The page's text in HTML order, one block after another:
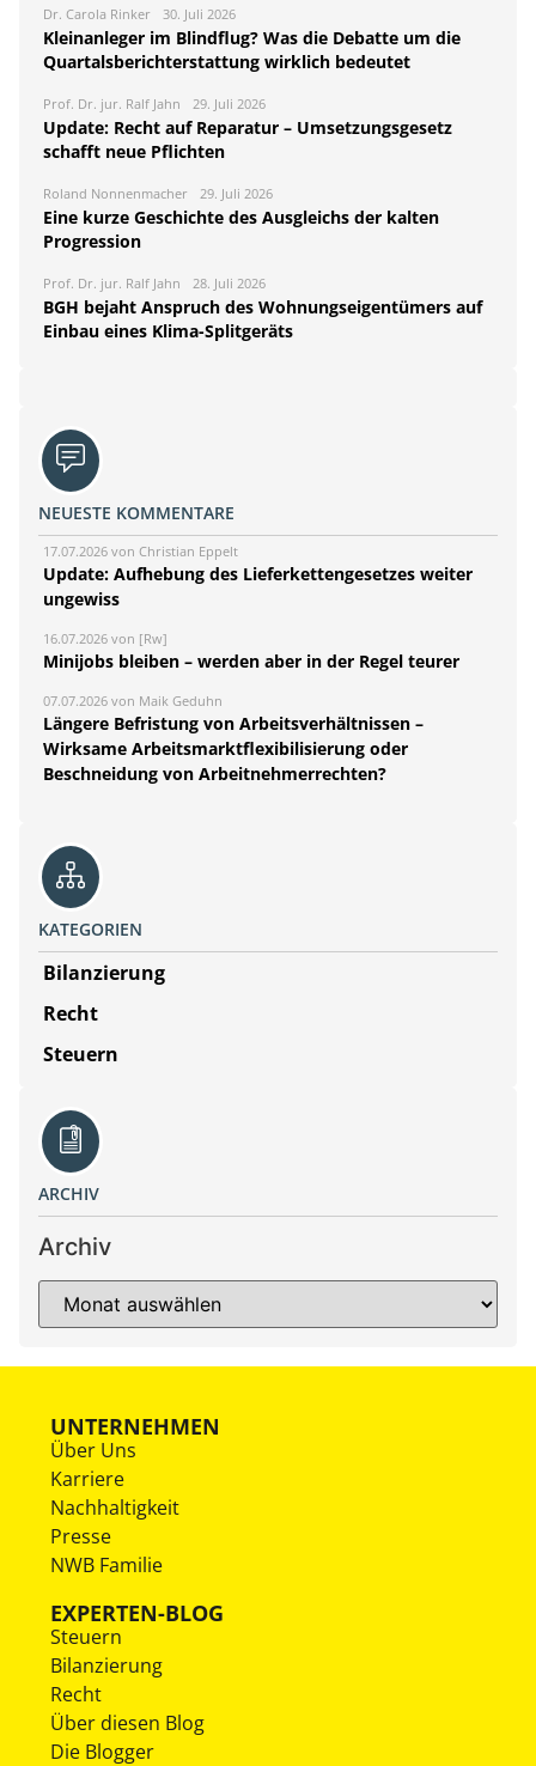
Dr. Carola Rinker 30. Juli 2026
Kleinanleger im Blindflug? Was die Debatte um die
Quartalsberichterstattung wirklich bedeutet
Prof. Dr. jur. Ralf Jahn 29. Juli 2026
Update: Recht auf Reparatur – Umsetzungsgesetz
schafft neue Pflichten
Roland Nonnenmacher 29. Juli 2026
Eine kurze Geschichte des Ausgleichs der kalten
Progression
Prof. Dr. jur. Ralf Jahn 28. Juli 2026
BGH bejaht Anspruch des Wohnungseigentümers auf
Einbau eines Klima-Splitgeräts
NEUESTE KOMMENTARE
17.07.2026 von Christian Eppelt
Update: Aufhebung des Lieferkettengesetzes weiter
ungewiss
16.07.2026 von [Rw]
Minijobs bleiben – werden aber in der Regel teurer
07.07.2026 von Maik Geduhn
Längere Befristung von Arbeitsverhältnissen –
Wirksame Arbeitsmarktflexibilisierung oder
Beschneidung von Arbeitnehmerrechten?
KATEGORIEN
Bilanzierung
Recht
Steuern
ARCHIV
Archiv
UNTERNEHMEN
Über Uns
Karriere
Nachhaltigkeit
Presse
NWB Familie
EXPERTEN-BLOG
Steuern
Bilanzierung
Recht
Über diesen Blog
Die Blogger